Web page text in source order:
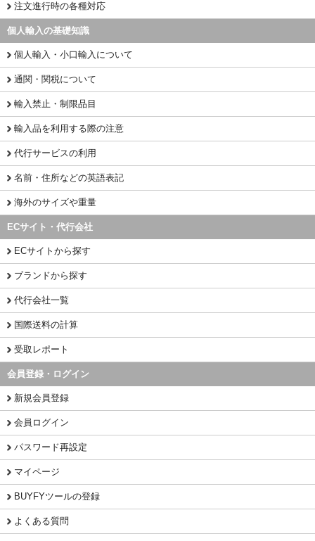
注文進行時の各種対応
個人輸入の基礎知識
個人輸入・小口輸入について
通関・関税について
輸入禁止・制限品目
輸入品を利用する際の注意
代行サービスの利用
名前・住所などの英語表記
海外のサイズや重量
ECサイト・代行会社
ECサイトから探す
ブランドから探す
代行会社一覧
国際送料の計算
受取レポート
会員登録・ログイン
新規会員登録
会員ログイン
パスワード再設定
マイページ
BUYFYツールの登録
よくある質問